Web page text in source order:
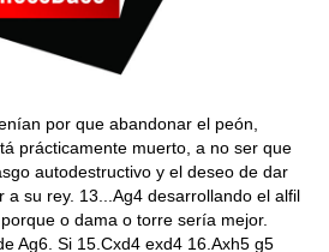
por que abandonar el peón,
prácticamente muerto, a no ser que
autodestructivo y el deseo de dar
a su rey. 13...Ag4 desarrollando el alfil
o dama o torre sería mejor.
Ag6. Si 15.Cxd4 exd4 16.Axh5 g5